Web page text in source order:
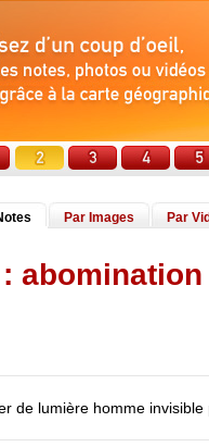
Par Images Par
de lumière homme invisible